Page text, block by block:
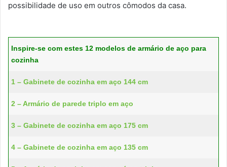
possibilidade de uso em outros cômodos da casa.
Inspire-se com estes 12 modelos de armário de aço para
cozinha
1 – Gabinete de cozinha em aço 144 cm
2 – Armário de parede triplo em aço
3 – Gabinete de cozinha em aço 175 cm
4 – Gabinete de cozinha em aço 135 cm